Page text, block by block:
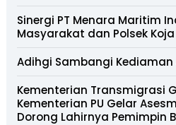
Sinergi PT Menara Maritim
Masyarakat dan Polsek
Adihgi Sambangi Kediaman
Kementerian Transmigrasi
Kementerian PU Gelar
Dorong Lahirnya Pemimpin